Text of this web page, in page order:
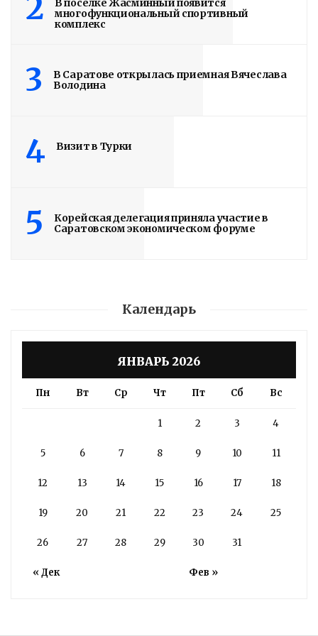
2
В поселке Жасминный появится
многофункциональный спортивный
комплекс
3
В Саратове открылась приемная Вячеслава
Володина
4 Визит в Турки
5
Корейская делегация приняла участие в
Саратовском экономическом форуме
Календарь
ЯНВАРЬ 2026
Пн Вт Ср Чт Пт Сб Вс
« Дек Фев »
1 2 3 4
5 6 7 8 9 10 11
12 13 14 15 16 17 18
19 20 21 22 23 24 25
26 27 28 29 30 31